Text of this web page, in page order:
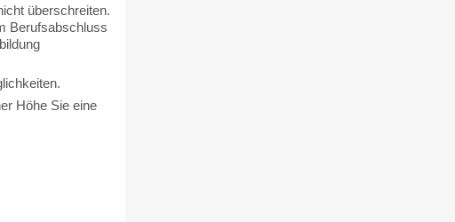
überschreiten.
Berufsabschluss
Höhe Sie eine